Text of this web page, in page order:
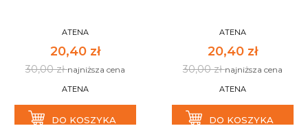
ATENA
20,40 zł
30,00 złnajniższa cena
ATENA
DO KOSZYKA
ATENA
20,40 zł
30,00 złnajniższa cena
ATENA
DO KOSZYKA